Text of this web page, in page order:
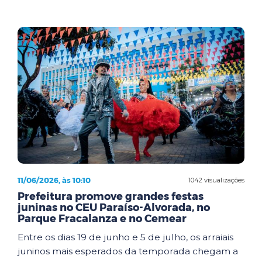
1042 visualizações
11/06/2026, às 10:10
Prefeitura promove grandes festas
juninas no CEU Paraíso-Alvorada, no
Parque Fracalanza e no Cemear
Entre os dias 19 de junho e 5 de julho, os arraiais
juninos mais esperados da temporada chegam a